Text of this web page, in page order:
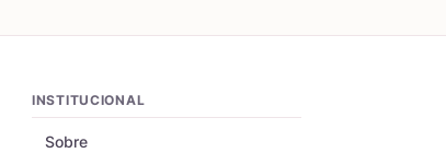
INSTITUCIONAL
Sobre